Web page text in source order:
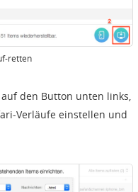
retten
den Button unten links,
Verläufe einstellen und